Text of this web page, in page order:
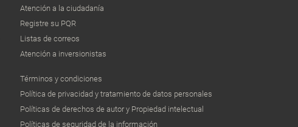
Atención a la ciudadanía
Registre su PQR
Listas de correos
Atención a inversionistas
Términos y condiciones
Política de privacidad y tratamiento de datos personales
Políticas de derechos de autor y Propiedad intelectual
Políticas de seguridad de la información